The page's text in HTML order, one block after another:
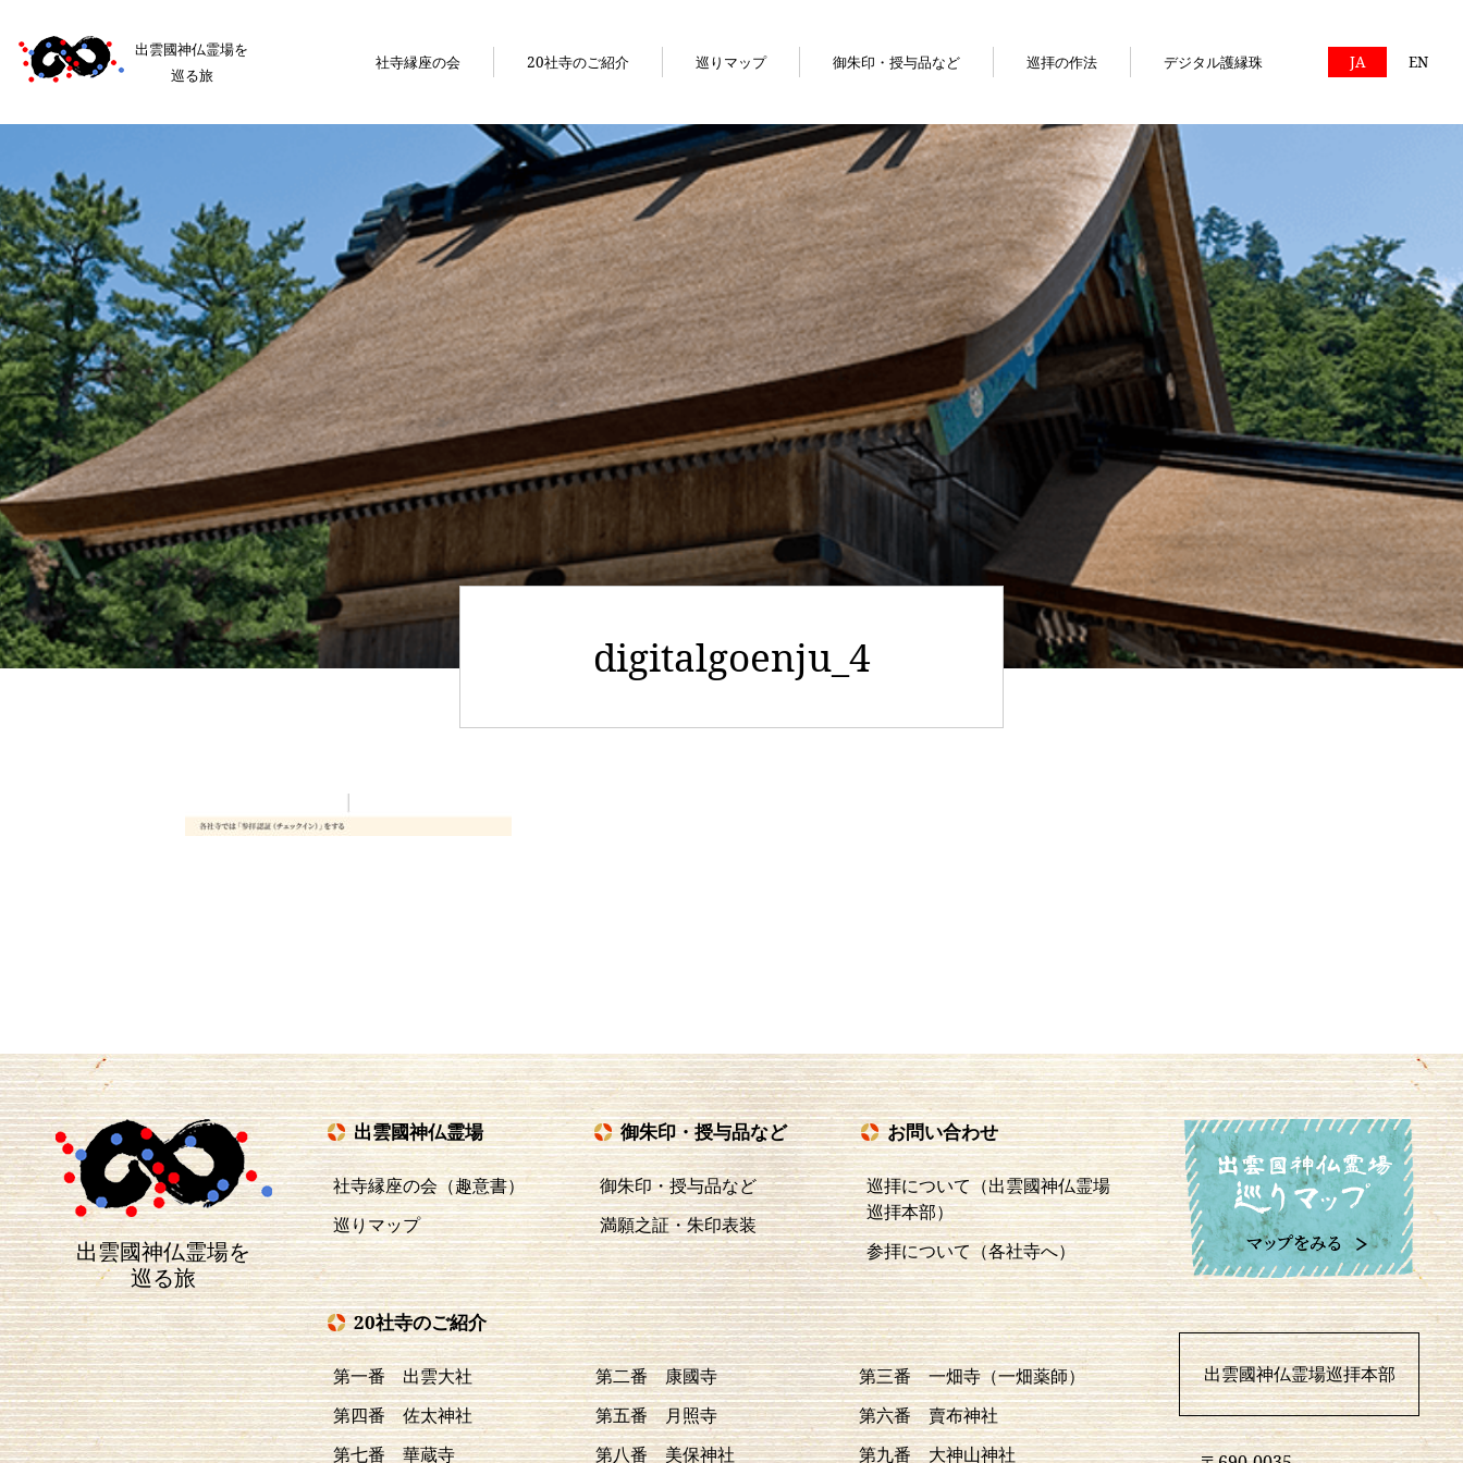
出雲國神仏霊場を
巡る旅
社寺縁座の会 20社寺のご紹介 巡りマップ 御朱印・授与品など 巡拝の作法 デジタル護縁珠 JA EN
digitalgoenju_4
出雲國神仏霊場を
巡る旅
出雲國神仏霊場
社寺縁座の会（趣意書）
巡りマップ
御朱印・授与品など
御朱印・授与品など
満願之証・朱印表装
お問い合わせ
巡拝について（出雲國神仏霊場
巡拝本部）
参拝について（各社寺へ）
20社寺のご紹介
第一番 出雲大社 第二番 康國寺
第三番 一畑寺（一畑薬師）
第四番 佐太神社
第五番 月照寺
第六番 賣布神社
第七番 華蔵寺
第八番 美保神社 第九番 大神山神社
出雲國神仏霊場巡拝本部